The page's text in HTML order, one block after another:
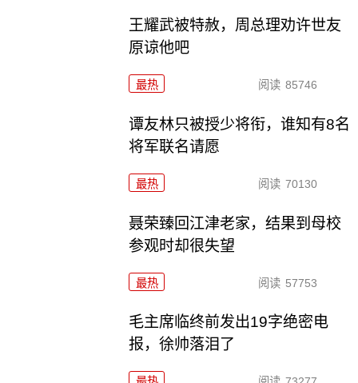
王耀武被特赦，周总理劝许世友
原谅他吧
最热 阅读 85746
谭友林只被授少将衔，谁知有8名
将军联名请愿
最热 阅读 70130
聂荣臻回江津老家，结果到母校
参观时却很失望
最热 阅读 57753
毛主席临终前发出19字绝密电
报，徐帅落泪了